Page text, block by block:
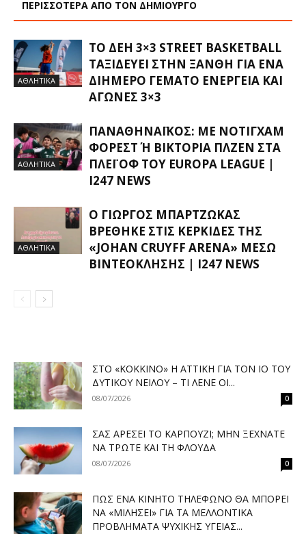
ΠΕΡΙΣΣΟΤΕΡΑ ΑΠΟ ΤΟΝ ΔΗΜΙΟΥΡΓΟ
ΑΘΛΗΤΙΚΑ
ΤΟ ΔΕΗ 3×3 STREET BASKETBALL
ΤΑΞΙΔΕΎΕΙ ΣΤΗΝ ΞΆΝΘΗ ΓΙΑ ΈΝΑ
ΔΙΉΜΕΡΟ ΓΕΜΆΤΟ ΕΝΈΡΓΕΙΑ ΚΑΙ
ΑΓΏΝΕΣ 3×3
ΑΘΛΗΤΙΚΑ
ΠΑΝΑΘΗΝΑΪΚΌΣ: ΜΕ ΝΌΤΙΓΧΑΜ
ΦΌΡΕΣΤ Ή ΒΙΚΤΌΡΙΑ ΠΛΖΕΝ ΣΤΑ Π
ΛΈΙ ΟΦ ΤΟΥ EUROPA LEAGUE |
I247 NEWS
ΑΘΛΗΤΙΚΑ
Ο ΓΙΏΡΓΟΣ ΜΠΑΡΤΖΏΚΑΣ
ΒΡΈΘΗΚΕ ΣΤΙΣ ΚΕΡΚΊΔΕΣ ΤΗΣ
«JOHAN CRUYFF ARENA» ΜΈΣΩ
ΒΙΝΤΕΟΚΛΉΣΗΣ | I247 NEWS
ΣΤΟ «ΚΌΚΚΙΝΟ» Η ΑΤΤΙΚΉ ΓΙΑ ΤΟΝ ΙΌ ΤΟΥ
ΔΥΤΙΚΟΎ ΝΕΊΛΟΥ – ΤΙ ΛΈΝΕ ΟΙ...
08/07/2026 0
ΣΑΣ ΑΡΈΣΕΙ ΤΟ ΚΑΡΠΟΎΖΙ; ΜΗΝ ΞΕΧΝΆΤΕ
ΝΑ ΤΡΏΤΕ ΚΑΙ ΤΗ ΦΛΟΎΔΑ
08/07/2026 0
ΠΏΣ ΈΝΑ ΚΙΝΗΤΌ ΤΗΛΈΦΩΝΟ ΘΑ ΜΠΟΡΕΊ
ΝΑ «ΜΙΛΉΣΕΙ» ΓΙΑ ΤΑ ΜΕΛΛΟΝΤΙΚΆ
ΠΡΟΒΛΉΜΑΤΑ ΨΥΧΙΚΉΣ ΥΓΕΊΑΣ...